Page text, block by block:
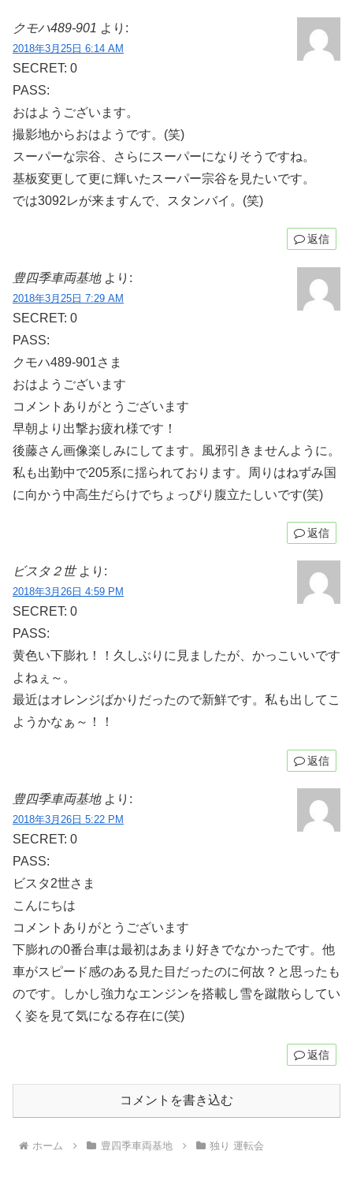
クモハ489-901 より:
2018年3月25日 6:14 AM
SECRET: 0
PASS:
おはようございます。
撮影地からおはようです。(笑)
スーパーな宗谷、さらにスーパーになりそうですね。
基板変更して更に輝いたスーパー宗谷を見たいです。
では3092レが来ますんで、スタンバイ。(笑)
返信
豊四季車両基地 より:
2018年3月25日 7:29 AM
SECRET: 0
PASS:
クモハ489-901さま
おはようございます
コメントありがとうございます
早朝より出撃お疲れ様です！
後藤さん画像楽しみにしてます。風邪引きませんように。
私も出勤中で205系に揺られております。周りはねずみ国
に向かう中高生だらけでちょっぴり腹立たしいです(笑)
返信
ビスタ２世 より:
2018年3月26日 4:59 PM
SECRET: 0
PASS:
黄色い下膨れ！！久しぶりに見ましたが、かっこいいです
よねぇ～。
最近はオレンジばかりだったので新鮮です。私も出してこ
ようかなぁ～！！
返信
豊四季車両基地 より:
2018年3月26日 5:22 PM
SECRET: 0
PASS:
ビスタ2世さま
こんにちは
コメントありがとうございます
下膨れの0番台車は最初はあまり好きでなかったです。他
車がスピード感のある見た目だったのに何故？と思ったも
のです。しかし強力なエンジンを搭載し雪を蹴散らしてい
く姿を見て気になる存在に(笑)
返信
コメントを書き込む
ホーム 豊四季車両基地 独り 運転会